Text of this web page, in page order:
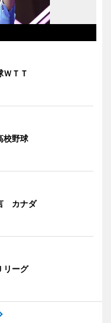
ＴＴ
校野球
カナダ
リーグ